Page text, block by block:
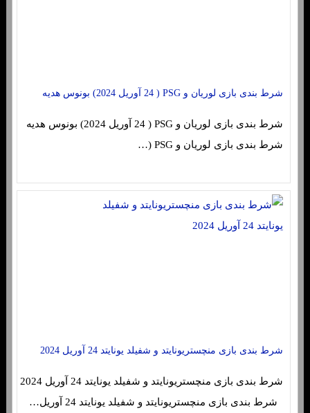
شرط بندی بازی لوریان و PSG ( 24 آوریل 2024) بونوس هدیه
شرط بندی بازی لوریان و PSG ( 24 آوریل 2024) بونوس هدیه
شرط بندی بازی لوریان و PSG (…
شرط بندی بازی منچستریونایتد و شفیلد یونایتد 24 آوریل 2024
شرط بندی بازی منچستریونایتد و شفیلد یونایتد 24 آوریل 2024
شرط بندی بازی منچستریونایتد و شفیلد یونایتد 24 آوریل…